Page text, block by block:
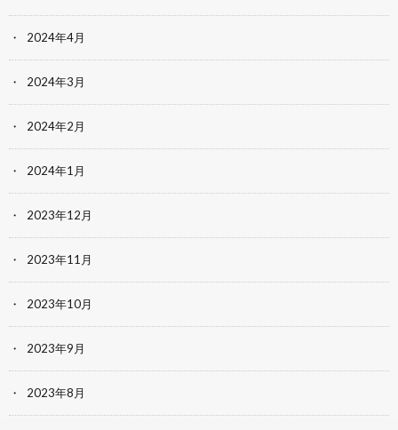
2024年4月
2024年3月
2024年2月
2024年1月
2023年12月
2023年11月
2023年10月
2023年9月
2023年8月